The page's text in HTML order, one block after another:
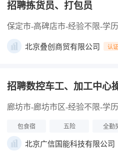
招聘拣货员、打包员
保定市-高碑店市-经验不限-学
北京叠创商贸有限公司 认证
招聘数控车工、加工中心
廊坊市-廊坊市区-经验不限-学
包食宿 五险 全勤
北京广信国能科技有限公司